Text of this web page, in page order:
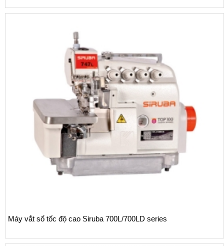
Máy vắt sổ tốc độ cao Siruba 700L/700LD series